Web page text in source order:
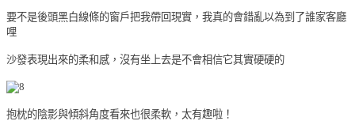
要不是後頭黑白線條的窗戶把我帶回現實，我真的會錯亂以為到了誰家客廳
哩
沙發表現出來的柔和感，沒有坐上去是不會相信它其實硬硬的
抱枕的陰影與傾斜角度看來也很柔軟，太有趣啦！